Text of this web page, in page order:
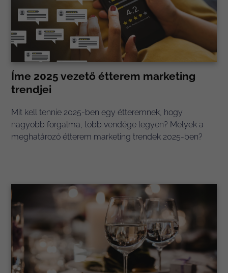
Íme 2025 vezető étterem marketing
trendjei
Mit kell tennie 2025-ben egy étteremnek, hogy
nagyobb forgalma, több vendége legyen? Melyek a
meghatározó étterem marketing trendek 2025-ben?